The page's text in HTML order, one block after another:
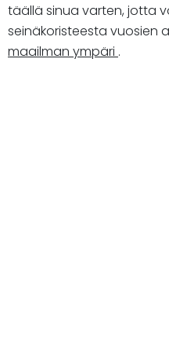
täällä sinua varten, jotta
seinäkoristeesta vuosien
maailman ympäri .